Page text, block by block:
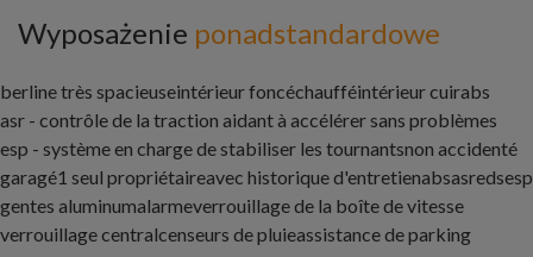
Wyposażenie ponadstandardowe
berline très spacieuseintérieur foncéchaufféintérieur cuirabs
asr - contrôle de la traction aidant à accélérer sans problèmes
esp - système en charge de stabiliser les tournantsnon accidenté
garagé1 seul propriétaireavec historique d'entretienabsasredsesp
gentes aluminumalarmeverrouillage de la boîte de vitesse
verrouillage centralcenseurs de pluieassistance de parking